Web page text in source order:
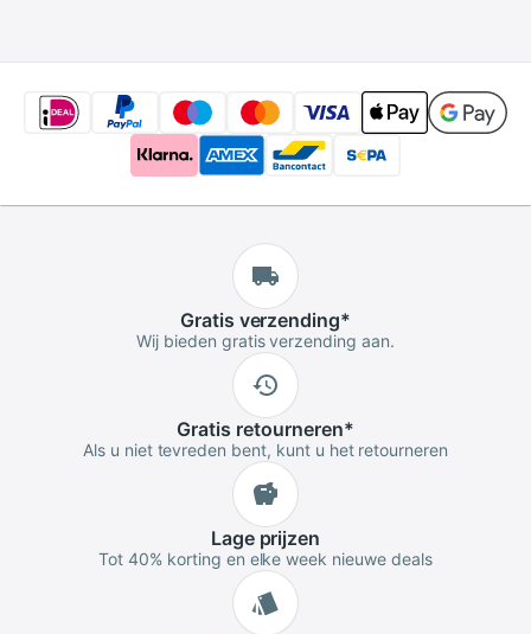
Gratis verzending*
Wij bieden gratis verzending aan.
Gratis retourneren*
Als u niet tevreden bent, kunt u het retourneren
Lageprijzen
Tot 40% korting en elke week nieuwe deals